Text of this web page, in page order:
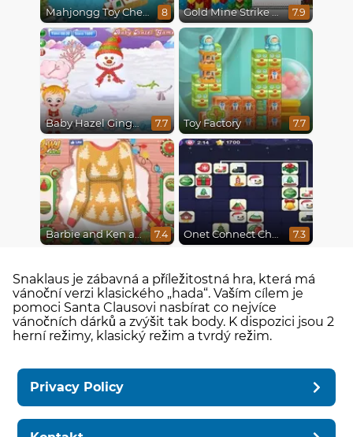
Mahjongg Toy Chest 8 Gold Mine Strike Christmas 7.9
Baby Hazel Gingerbread House 7.7 Toy Factory 7.7
Barbie and Ken a Perfect Christmas 7.4 Onet Connect Christmas 7.3
Snaklaus je zábavná a příležitostná hra, která má
vánoční verzi klasického „hada“. Vaším cílem je
pomoci Santa Clausovi nasbírat co nejvíce
vánočních dárků a zvýšit tak body. K dispozici jsou 2
herní režimy, klasický režim a tvrdý režim.
Privacy Policy